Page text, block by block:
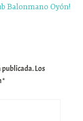
Balonmano Oyón!
publicada.Los
*